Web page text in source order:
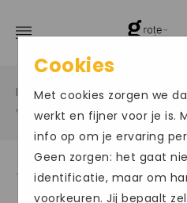
Home / Grote maten
Voetbalschoenen in een
Cookies
Met cookies zorgen we
werkt en fijner voor je is.
info op om je ervaring
Geen zorgen: het gaat
identificatie, maar om
voorkeuren. Jij bepaalt